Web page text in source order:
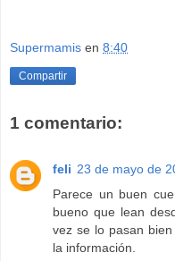
Supermamis en 8:40
Compartir
1 comentario:
feli 23 de mayo de
Parece un buen
bueno que lean
vez se lo pasan
la información.